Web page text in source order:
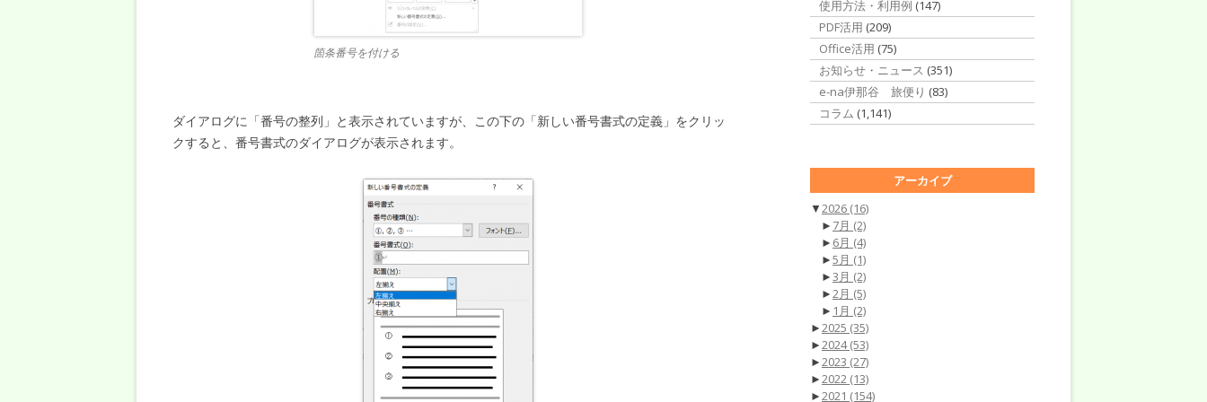
箇条番号を付ける
ダイアログに「番号の整列」と表示されていますが、この下の「新しい番号書式の定義」をクリッ
クすると、番号書式のダイアログが表示されます。
使用方法・利用例 (147)
PDF活用 (209)
Office活用 (75)
お知らせ・ニュース (351)
e-na伊那谷 旅便り (83)
コラム (1,141)
アーカイブ
▼2026 (16)
► 7月 (2)
► 6月 (4)
►5月 (1)
►3月 (2)
►2月 (5)
► 1月 (2)
►2025 (35)
►2024(53)
►2023 (27)
►2022 (13)
►2021 (154)